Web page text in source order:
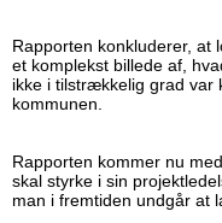
Rapporten konkluderer, at
et komplekst billede af,
ikke i tilstrækkelig grad var
kommunen.
Rapporten kommer nu
skal styrke i sin
man i fremtiden undgår at